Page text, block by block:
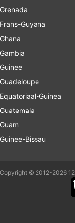
Grenada
Frans-Guyana
Ghana
Gambia
Guinee
Guadeloupe
Equatoriaal-Guinea
Guatemala
Guam
Guinee-Bissau
Copyright © 2012-2026